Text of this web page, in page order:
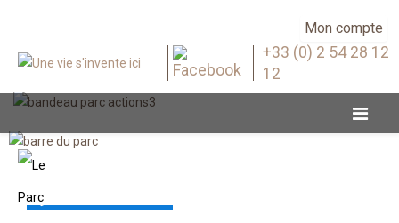
Mon compte
+33 (0) 2 54 28 12
12